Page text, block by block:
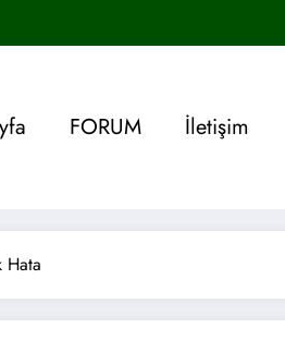
FORUM İletişim
Hata